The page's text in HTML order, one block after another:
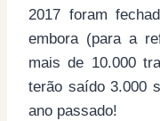
2017 foram
embora (para a
mais de 10.000
terão saído 3.000
ano passado!